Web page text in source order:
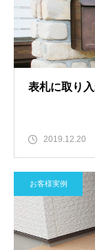
表札に取り
2019.12.20
お客様実例